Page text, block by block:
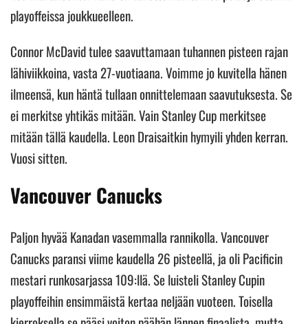
playoffeissa joukkueelleen.
Connor McDavid tulee saavuttamaan tuhannen pisteen rajan
lähiviikkoina, vasta 27-vuotiaana. Voimme jo kuvitella hänen
ilmeensä, kun häntä tullaan onnittelemaan saavutuksesta. Se
ei merkitse yhtikäs mitään. Vain Stanley Cup merkitsee
mitään tällä kaudella. Leon Draisaitkin hymyili yhden kerran.
Vuosi sitten.
Vancouver Canucks
Paljon hyvää Kanadan vasemmalla rannikolla. Vancouver
Canucks paransi viime kaudella 26 pisteellä, ja oli Pacificin
mestari runkosarjassa 109:llä. Se luisteli Stanley Cupin
playoffeihin ensimmäistä kertaa neljään vuoteen. Toisella